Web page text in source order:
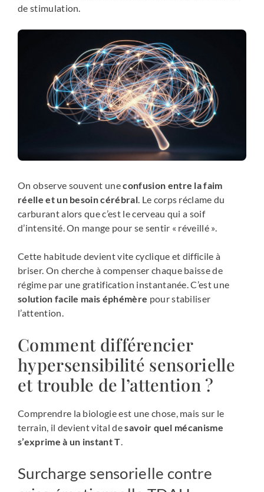
de stimulation.
On observe souvent uneconfusion entre la faim
réelle et un besoin cérébral. Le corps réclame du
carburant alors que c’est le cerveau qui a soif
d’intensité. On mange pour se sentir « réveillé ».
Cette habitude devient vite cyclique et difficile à
briser. On cherche à compenser chaque baisse de
régime par une gratification instantanée. C’est une
solution facile mais éphémère pour stabiliser
l’attention.
Comment différencier
hypersensibilité sensorielle
et trouble de l’attention ?
Comprendre la biologie est une chose, mais sur le
terrain, il devient vital desavoir quel mécanisme
s’exprime à un instant T
Surcharge sensorielle contre